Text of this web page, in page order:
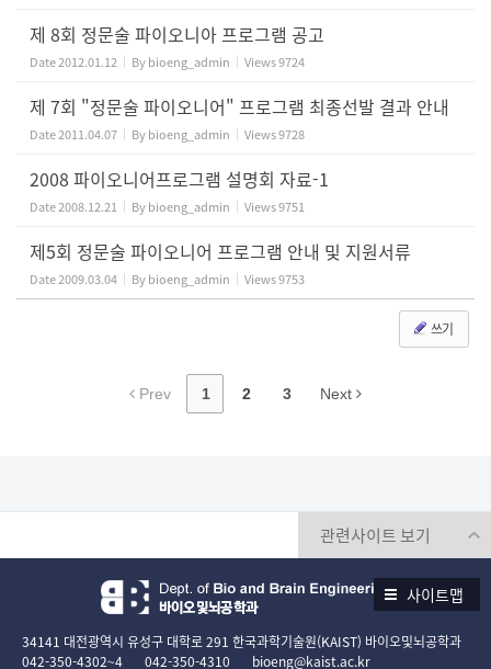
제 8회 정문술 파이오니아 프로그램 공고
Date2012.01.12 Bybioeng_admin Views9724
제 7회 "정문술 파이오니어" 프로그램 최종선발 결과 안내
Date2011.04.07 Bybioeng_admin Views9728
2008 파이오니어프로그램 설명회 자료-1
Date2008.12.21 Bybioeng_admin Views9751
제5회 정문술 파이오니어 프로그램 안내 및 지원서류
Date2009.03.04 Bybioeng_admin Views9753
쓰기
Prev 1 2 3 Next
사이트맵
34141 대전광역시 유성구 대학로 291 한국과학기술원(KAIST) 바이오및뇌공학과
042-350-4302~4
042-350-4310 bioeng@kaist.ac.kr